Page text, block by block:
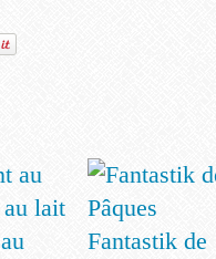
Fantastik de